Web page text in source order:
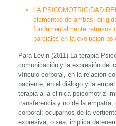
LA PSICOMOTRICIDAD
elementos de ambas,
fundamentalmente retrasos
parciales en la evolución
Para Levin (2011) La terapia
comunicación y la expresión del
vínculo corporal, en la relación
paciente, en el diálogo y la
terapia a la clínica psicomotriz
transferencia y no de la
corporal; ocuparnos de la
expresiva, o sea, implica